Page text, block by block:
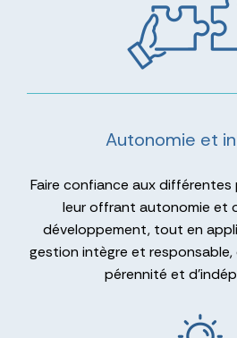
Autonomie et
Faire confiance aux
leur offrant autonomie et
développement, tout en
gestion intègre et
pérennité et